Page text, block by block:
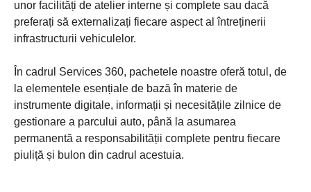
unor facilități de atelier interne și complete sau dacă
preferați să externalizați fiecare aspect al întreținerii
infrastructurii vehiculelor.
În cadrul Services 360, pachetele noastre oferă totul, de
la elementele esențiale de bază în materie de
instrumente digitale, informații și necesitățile zilnice de
gestionare a parcului auto, până la asumarea
permanentă a responsabilității complete pentru fiecare
piuliță și bulon din cadrul acestuia.